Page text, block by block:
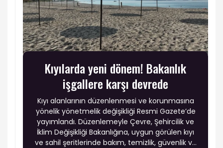
Kıyılarda yeni dönem! Bakanlık
işgallere karşı devrede
Kıyı alanlarının düzenlenmesi ve korunmasına
yönelik yönetmelik değişikliği Resmi Gazete’de
yayımlandı. Düzenlemeyle Çevre, Şehircilik ve
İklim Değişikliği Bakanlığına, uygun görülen kıyı
ve sahil şeritlerinde bakım, temizlik, güvenlik ve